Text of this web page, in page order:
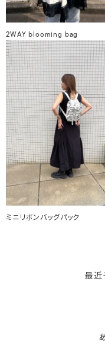
2WAY blooming bag
ミニリボンバッグパック
最近